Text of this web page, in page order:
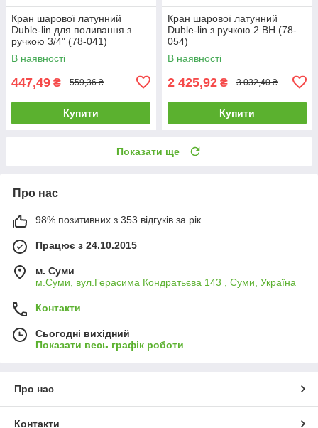
Кран шарової латунний
Duble-lin для поливання з
ручкою 3/4" (78-041)
В наявності
447,49 ₴ 559,36 ₴
Купити
Кран шарової латунний
Duble-lin з ручкою 2 ВН (78-
054)
В наявності
2 425,92 ₴ 3 032,40 ₴
Купити
Показати ще
Про нас
98% позитивних з 353 відгуків за рік
Працює з 24.10.2015
м. Суми
м.Суми, вул.Герасима Кондратьєва 143 , Суми, Україна
Контакти
Сьогодні вихідний
Показати весь графік роботи
Про нас
Контакти